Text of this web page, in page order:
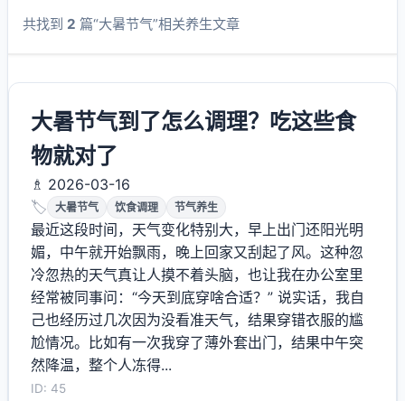
共找到 2 篇“大暑节气”相关养生文章
大暑节气到了怎么调理？吃这些食
物就对了
♗ 2026-03-16
🏷️
大暑节气 饮食调理 节气养生
最近这段时间，天气变化特别大，早上出门还阳光明
媚，中午就开始飘雨，晚上回家又刮起了风。这种忽
冷忽热的天气真让人摸不着头脑，也让我在办公室里
经常被同事问：“今天到底穿啥合适？” 说实话，我自
己也经历过几次因为没看准天气，结果穿错衣服的尴
尬情况。比如有一次我穿了薄外套出门，结果中午突
然降温，整个人冻得...
ID: 45